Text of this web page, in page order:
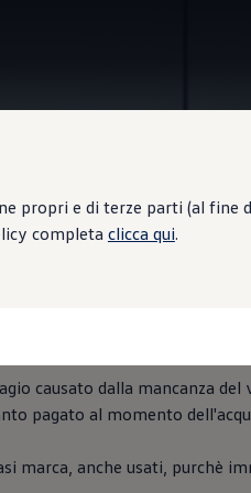
propri e di terze parti (al fine
completa clicca qui.
causato dalla mancanza del
pagato al momento
marca, anche usati, purchè